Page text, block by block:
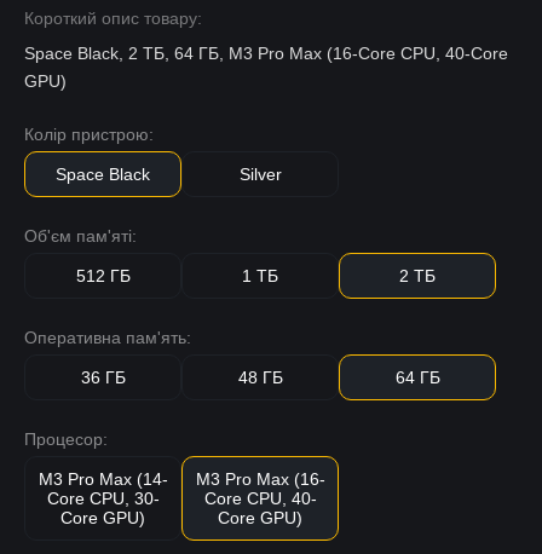
Короткий опис товару:
Space Black, 2 ТБ, 64 ГБ, M3 Pro Max (16-Core CPU, 40-Core
GPU)
Колір пристрою:
Space Black Silver
Об'єм пам'яті:
512 ГБ 1 ТБ 2 ТБ
Оперативна пам'ять:
36 ГБ 48 ГБ 64 ГБ
Процесор:
M3 Pro Max (14-
Core CPU, 30-
Core GPU)
M3 Pro Max (16-
Core CPU, 40-
Core GPU)